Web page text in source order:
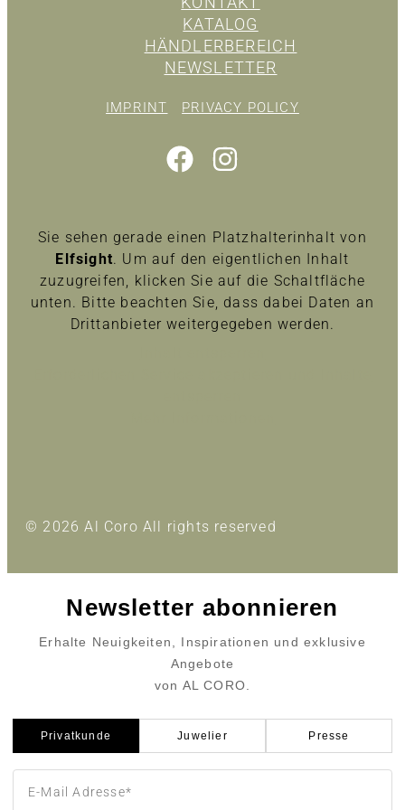
KATALOG
HÄNDLERBEREICH
NEWSLETTER
IMPRINT PRIVACY POLICY
Sie sehen gerade einen Platzhalterinhalt von
Elfsight. Um auf den eigentlichen Inhalt
zuzugreifen, klicken Sie auf die Schaltfläche
unten. Bitte beachten Sie, dass dabei Daten an
Drittanbieter weitergegeben werden.
© 2026 Al Coro All rights reserved
Newsletter abonnieren
Erhalte Neuigkeiten, Inspirationen und exklusive
Angebote
von AL CORO.
Privatkunde Juwelier Presse